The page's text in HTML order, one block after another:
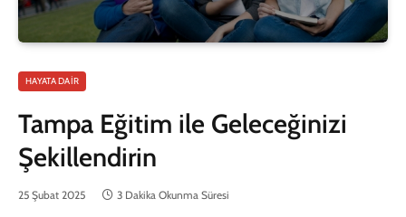
HAYATA DAIR
Tampa Eğitim ile Geleceğinizi
Şekillendirin
25 Şubat 2025 3 Dakika Okunma Süresi